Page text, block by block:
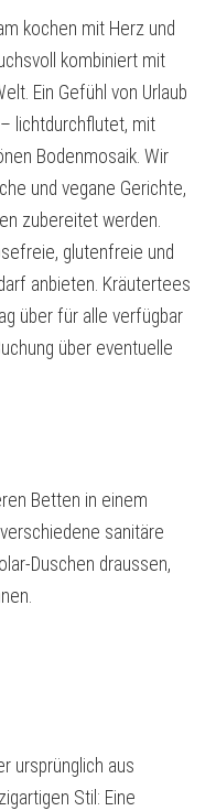
kochen mit Herz und
kombiniert mit
Ein Gefühl von Urlaub
lichtdurchflutet, mit
Bodenmosaik. Wir
und vegane Gerichte,
zubereitet werden.
glutenfreie und
anbieten. Kräutertees
über für alle verfügbar
über eventuelle
Betten in einem
sanitäre
Duschen draussen,
ursprünglich aus
Stil: Eine